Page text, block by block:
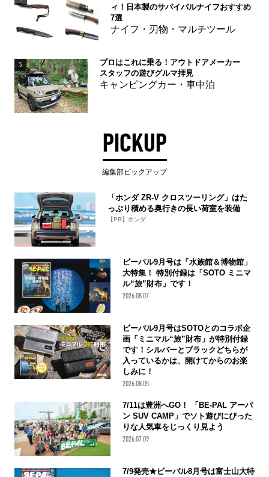
ィ！日本製のサバイバルナイフおすすめ
7選
ナイフ・刃物・マルチツール
5
プロはこれに乗る！アウトドアメーカー
スタッフの遊びグルマ拝見
キャンピングカー・車中泊
PICKUP
編集部ピックアップ
「ホンダ ZR-V クロスツーリング」はた
っぷり積める奥行きの長い荷室を装備
【PR】ホンダ
ビーパル9月号は「水族館＆博物館」
大特集！ 特別付録は「SOTO ミニマ
ル“旅”財布」です！
2026.08.07
ビーパル9月号はSOTOとのコラボ企
画「ミニマル“旅”財布」が特別付録
です！シルバーとブラックどちらが
入っているかは、開けてからのお楽
しみに！
2026.08.05
7/11は豊洲へGO！ 「BE-PAL アーバ
ン SUV CAMP」でソト遊びにぴった
りな人気車をじっくり見よう
2026.07.09
7/9発売★ビーパル8月号は富士山大特